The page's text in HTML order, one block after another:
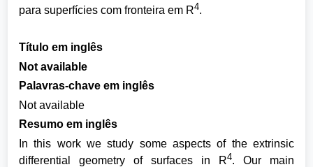
para superfícies com fronteira em R4.
Título em inglês
Not available
Palavras-chave em inglês
Not available
Resumo em inglês
In this work we study some aspects of the extrinsic
differential geometry of surfaces in R4. Our main